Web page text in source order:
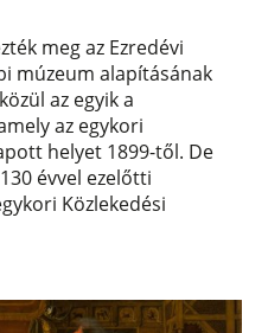
meg az Ezredévi
múzeum alapításának
az egyik a
az egykori
helyet 1899-től. De
évvel ezelőtti
Közlekedési